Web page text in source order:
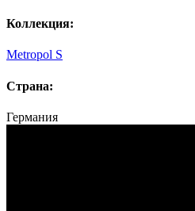
Коллекция:
Metropol S
Страна:
Германия